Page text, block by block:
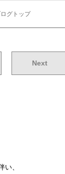
グトップ
Next
、